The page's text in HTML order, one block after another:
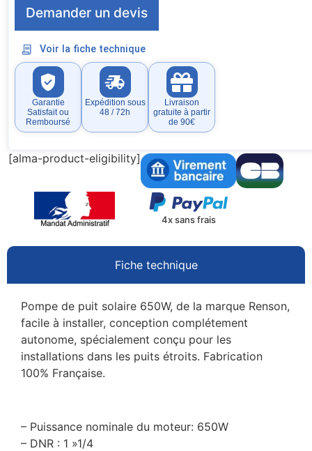
Demander un devis
Voir la fiche technique
Garantie
Satisfait ou
Remboursé
Expédition sous
48 / 72h
Livraison
gratuite à partir
de 90€
[alma-product-eligibility]
4x sans frais
Fiche technique
Pompe de puit solaire 650W, de la marque Renson,
facile à installer, conception complétement
autonome, spécialement conçu pour les
installations dans les puits étroits. Fabrication
100% Française.
– Puissance nominale du moteur: 650W
– DNR : 1 »1/4